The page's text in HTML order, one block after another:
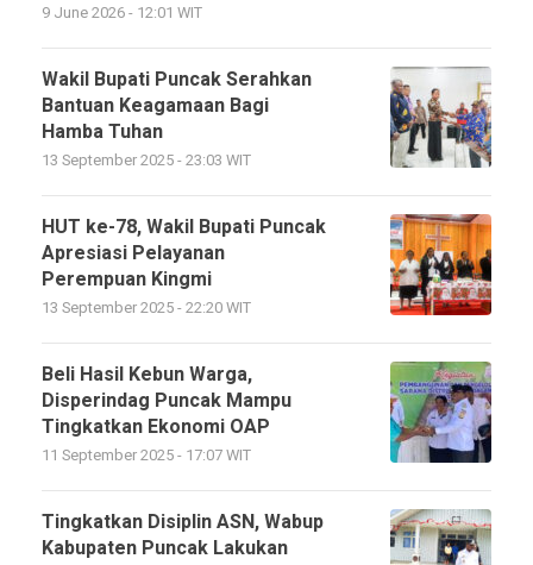
9 June 2026 - 12:01 WIT
Wakil Bupati Puncak Serahkan
Bantuan Keagamaan Bagi
Hamba Tuhan
13 September 2025 - 23:03 WIT
HUT ke-78, Wakil Bupati Puncak
Apresiasi Pelayanan
Perempuan Kingmi
13 September 2025 - 22:20 WIT
Beli Hasil Kebun Warga,
Disperindag Puncak Mampu
Tingkatkan Ekonomi OAP
11 September 2025 - 17:07 WIT
Tingkatkan Disiplin ASN, Wabup
Kabupaten Puncak Lakukan